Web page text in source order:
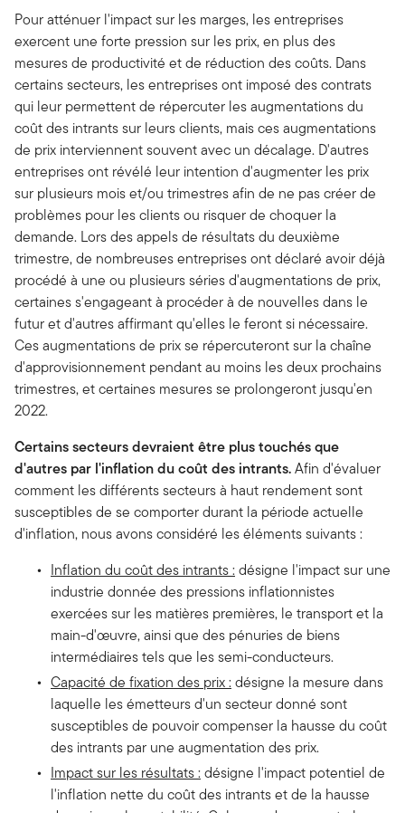
Pour atténuer l'impact sur les marges, les entreprises
exercent une forte pression sur les prix, en plus des
mesures de productivité et de réduction des coûts. Dans
certains secteurs, les entreprises ont imposé des contrats
qui leur permettent de répercuter les augmentations du
coût des intrants sur leurs clients, mais ces augmentations
de prix interviennent souvent avec un décalage. D'autres
entreprises ont révélé leur intention d'augmenter les prix
sur plusieurs mois et/ou trimestres afin de ne pas créer de
problèmes pour les clients ou risquer de choquer la
demande. Lors des appels de résultats du deuxième
trimestre, de nombreuses entreprises ont déclaré avoir déjà
procédé à une ou plusieurs séries d'augmentations de prix,
certaines s'engageant à procéder à de nouvelles dans le
futur et d'autres affirmant qu'elles le feront si nécessaire.
Ces augmentations de prix se répercuteront sur la chaîne
d'approvisionnement pendant au moins les deux prochains
trimestres, et certaines mesures se prolongeront jusqu'en
2022.
Certains secteurs devraient être plus touchés que
d'autres par l'inflation du coût des intrants.Afin d'évaluer
comment les différents secteurs à haut rendement sont
susceptibles de se comporter durant la période actuelle
d'inflation, nous avons considéré les éléments suivants :
Inflation du coût des intrants :désigne l'impact sur une
industrie donnée des pressions inflationnistes
exercées sur les matières premières, le transport et la
main-d'œuvre, ainsi que des pénuries de biens
intermédiaires tels que les semi-conducteurs.
Capacité de fixation des prix :désigne la mesure dans
laquelle les émetteurs d'un secteur donné sont
susceptibles de pouvoir compenser la hausse du coût
des intrants par une augmentation des prix.
Impact sur les résultats :désigne l'impact potentiel de
l'inflation nette du coût des intrants et de la hausse